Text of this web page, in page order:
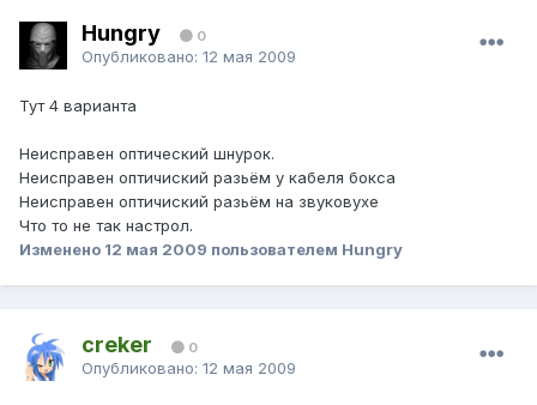
Hungry 0
Опубликовано: 12 мая 2009
Тут 4 варианта
Неисправен оптический шнурок.
Неисправен оптичиский разьём у кабеля бокса
Неисправен оптичиский разьём на звуковухе
Что то не так настрол.
Изменено 12 мая 2009 пользователем Hungry
creker 0
Опубликовано: 12 мая 2009